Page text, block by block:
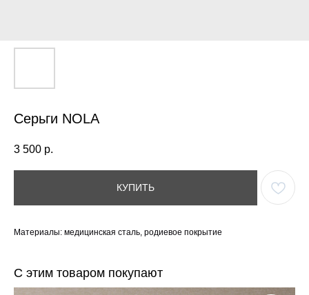
Серьги NOLA
3 500 р.
КУПИТЬ
Материалы: медицинская сталь, родиевое покрытие
С этим товаром покупают